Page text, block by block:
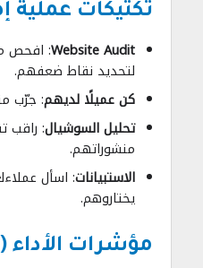
تكتيكات عملية
Website Audit: افحص
لتحديد نقاط ضعفهم.
كن عميلًا لديهم: جرّب
تحليل السوشيال: راقب
منشوراتهم.
الاستبيانات: اسأل
يختاروهم.
مؤشرات الأداء (KPIs)